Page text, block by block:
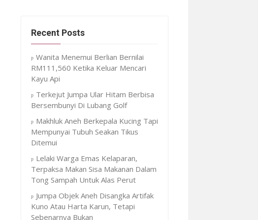
Recent Posts
Wanita Menemui Berlian Bernilai
RM111,560 Ketika Keluar Mencari
Kayu Api
Terkejut Jumpa Ular Hitam Berbisa
Bersembunyi Di Lubang Golf
Makhluk Aneh Berkepala Kucing Tapi
Mempunyai Tubuh Seakan Tikus
Ditemui
Lelaki Warga Emas Kelaparan,
Terpaksa Makan Sisa Makanan Dalam
Tong Sampah Untuk Alas Perut
Jumpa Objek Aneh Disangka Artifak
Kuno Atau Harta Karun, Tetapi
Sebenarnya Bukan